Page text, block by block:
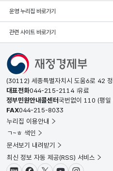
운영 누리집 바로가기
관련 사이트 바로가기
(30112) 세종특별자치시 도움6로 42
대표전화044-215-2114 유료
정부민원안내콜센터국번없이 110 (평
FAX044-215-8033
누리집 이용안내
ㄱ~ㅎ 색인
문서보기 내려받기
최신 정보 자동 제공(RSS) 서비스
블로그페이스북X(트위터)유튜브인스타그램